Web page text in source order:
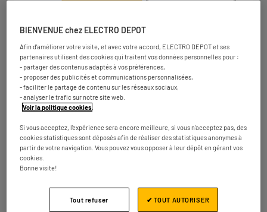
2
10.12
km
ELECTRO DEPOT LILLE -
CAPINGHEM
Rue de la Zamin
59160 Capinghem
Numéro Plus d'infos
ELECTRO DEPOT LILLE - FACHES
THUMESNIL
BIENVENUE chez ELECTRO DEPOT
Afin d'améliorer votre visite, et avec votre accord, ELECTRO DEPOT et ses
partenaires utilisent des cookies qui traitent vos données personnelles pour :
- partager des contenus adaptés à vos préférences,
- proposer des publicités et communications personnalisées,
- faciliter le partage de contenu sur les réseaux sociaux,
- analyser le trafic sur notre site web.
Voir la politique cookies
Si vous acceptez, l'expérience sera encore meilleure, si vous n'acceptez pas, des
cookies statistiques sont déposés afin de réaliser des statistiques anonymes à
partir de votre navigation. Vous pouvez vous opposer à leur dépôt en gérant vos
cookies.
Bonne visite!
Tout refuser ✔ TOUT AUTORISER